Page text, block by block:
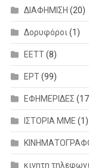
ΔΙΑΦΗΜΙΣΗ (20)
Δορυφόροι(1)
ΕΕΤΤ(8)
ΕΡΤ(99)
ΕΦΗΜΕΡΙΔΕΣ
ΙΣΤΟΡΙΑ ΜΜΕ (1)
κινητη